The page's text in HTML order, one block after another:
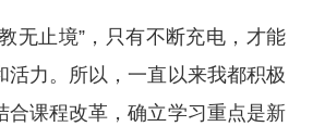
无止境”，只有不断充电，才能
活力。所以，一直以来我都积极
合课程改革，确立学习重点是新